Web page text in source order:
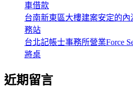
車借款
台南新東區大樓建案安定的
務站
台北記帳士事務所營業Force
將桌
近期留言